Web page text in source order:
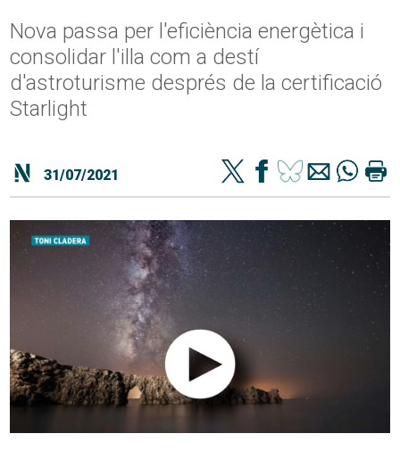
Nova passa per l'eficiència energètica i
consolidar l'illa com a destí
d'astroturisme després de la certificació
Starlight
31/07/2021